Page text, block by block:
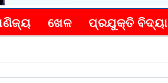
ଖେଳ ପ୍ରଯୁକ୍ତି ବିଦ୍ୟା